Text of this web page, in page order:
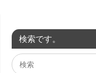
検索です。